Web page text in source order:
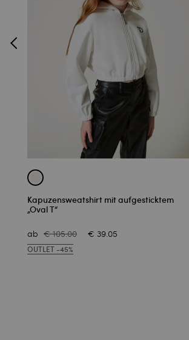
Kapuzensweatshirt mit aufgesticktem
„Oval T“
ab € 105.00 € 39.05
OUTLET -45%